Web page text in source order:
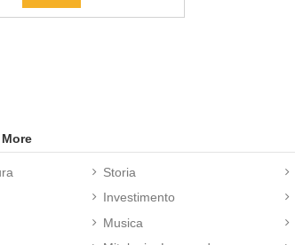
Storia
Investimento
Musica